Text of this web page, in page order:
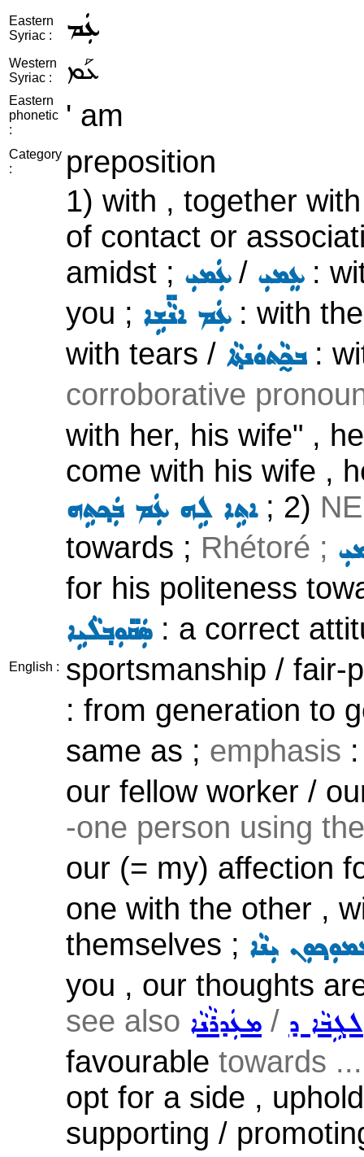
Eastern
Syriac :
ܥܲܡ
Western
Syriac :
ܥܰܡ
Eastern
phonetic
:
' am
Category
:
preposition
English :
1) with , together
of contact or
amidst ; ܥܲܡܝܼ/ ܥܸܡܝܼ:
you ; ܥܲܡ ܐܢܵ̈ܫܹܐ: with
with tears / ܒܟ̰ܵܬܘܿܢܬ݂ܵܐ:
corroborative
with her, his wife" ,
come with his wife ,
ܐܬܹܐ ܠܹܗ ܥܲܡ ܒܲܟ݂ܬܹܗ; 2)
towards ; Rhétoré ;
for his politeness
ܣܲܩ̈ܘܼܒ݂ܠܵܝܹܐ: a correct
sportsmanship / fair-
: from generation to
same as ; emphasis
our fellow worker /
-one person using
our (= my) affection
one with the other ,
themselves ; ܝܼܢܵܐ
you , our thoughts
see also ܡܥܲܕܪܵܢܵܐ / ܠܓܹܒܵܐ ܕ
favourable towards
opt for a side ,
supporting /